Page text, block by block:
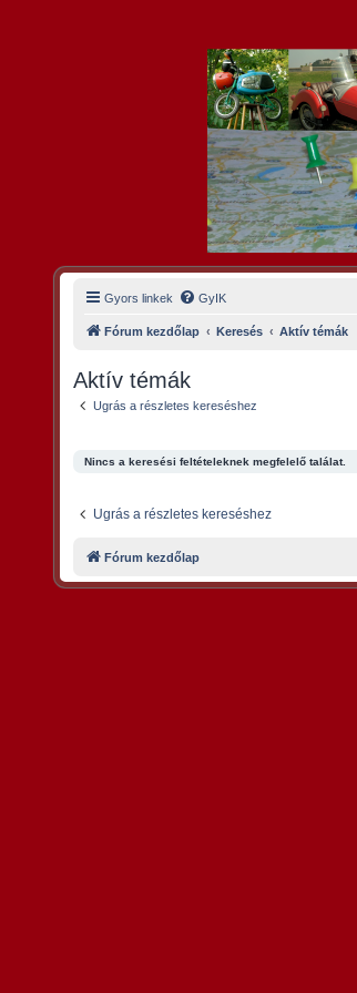
Gyors linkek GyIK
Fórum kezdőlap Keresés Aktív témák
Aktív témák
Ugrás a részletes kereséshez
Nincs a keresési feltételeknek megfelelő találat.
Ugrás a részletes kereséshez
Fórum kezdőlap